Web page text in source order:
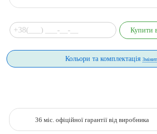
Кольори та комплектація
36 міс. офіційної гарантії від виробника